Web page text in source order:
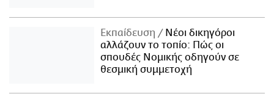
Εκπαίδευση
Νέοι δικηγόροι
αλλάζουν το τοπίο: Πώς οι
σπουδές Νομικής οδηγούν σε
θεσμική συμμετοχή